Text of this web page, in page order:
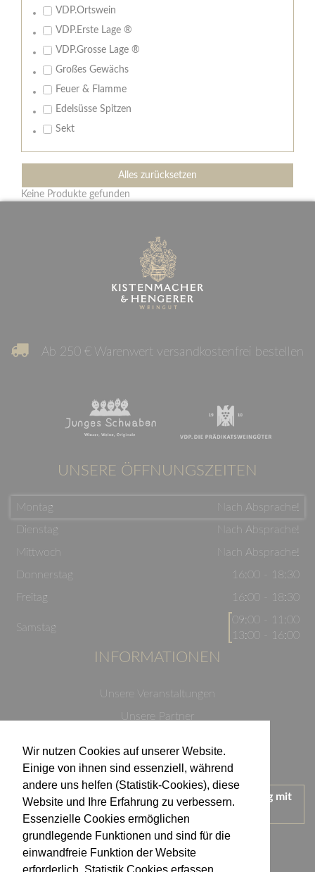
Wir nutzen Cookies auf unserer Website.
Einige von ihnen sind essenziell, während
andere uns helfen (Statistik-Cookies), diese
Website und Ihre Erfahrung zu verbessern.
Essenzielle Cookies ermöglichen
grundlegende Funktionen und sind für die
einwandfreie Funktion der Website
VDP.Ortswein
VDP.Erste Lage ®
VDP.Grosse Lage ®
Großes Gewächs
Feuer & Flamme
Edelsüsse Spitzen
Sekt
Alles zurücksetzen
Keine Produkte gefunden
Ab 250 € Warenwert versandkostenfrei bestellen
UNSERE ÖFFNUNGSZEITEN
Montag
Nach Absprache!
Dienstag
Nach Absprache!
Mittwoch
Nach Absprache!
Donnerstag
16:00 - 18:30
Freitag
16:00 - 18:30
Samstag
09:00 - 11:00
13:00 - 16:00
INFORMATIONEN
Unsere Veranstaltungen
Unsere Partner
Impressum
Wir treten für einen verantwortungsvollen Umgang mit
Alkohol ein.
KONTAKT